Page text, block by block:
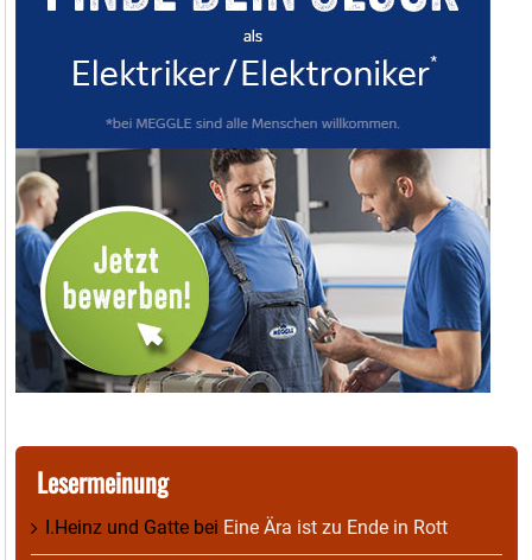
Lesermeinung
I.Heinz und Gatte bei Eine Ära ist zu Ende in Rott